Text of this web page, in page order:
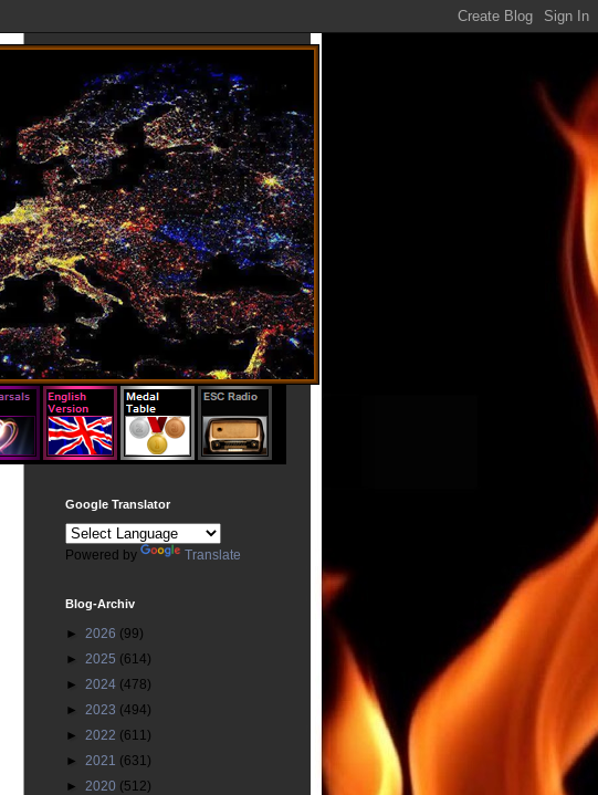
Google Translator
Powered by Translate
Blog-Archiv
► 2026 (99)
► 2025 (614)
► 2024 (478)
► 2023 (494)
► 2022 (611)
► 2021 (631)
► 2020 (512)